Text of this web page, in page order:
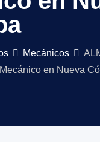
Mecánicos
en Nueva